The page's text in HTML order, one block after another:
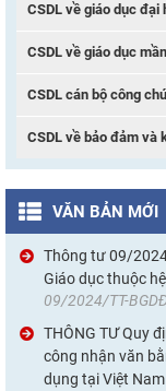
CSDL về giáo dục đại
CSDL về giáo dục
CSDL cán bộ công
CSDL về bảo đảm và
VĂN BẢN MỚI
Thông tư 09/
Giáo dục thuộc
09/2024/TT-
THÔNG TƯ Quy
công nhận văn
dụng tại Việt Nam